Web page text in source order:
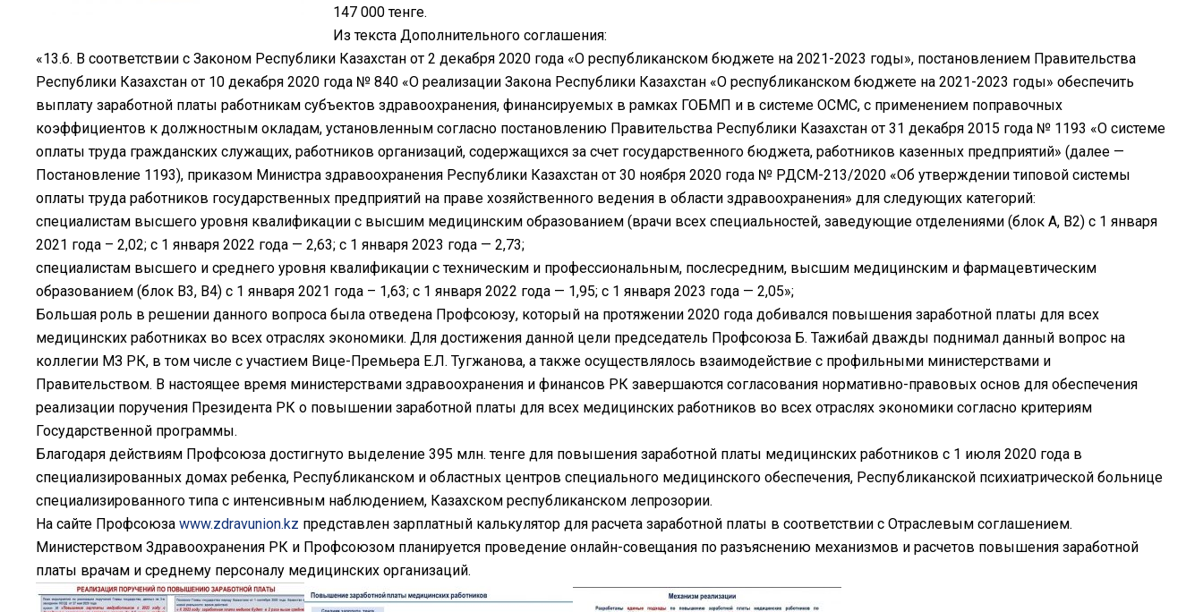
147 000 тенге.
Из текста Дополнительного соглашения:
«13.6. В соответствии с Законом Республики Казахстан от 2 декабря 2020 года «О республиканском бюджете на 2021-2023 годы», постановлением Правительства
Республики Казахстан от 10 декабря 2020 года № 840 «О реализации Закона Республики Казахстан «О республиканском бюджете на 2021-2023 годы» обеспечить
выплату заработной платы работникам субъектов здравоохранения, финансируемых в рамках ГОБМП и в системе ОСМС, с применением поправочных
коэффициентов к должностным окладам, установленным согласно постановлению Правительства Республики Казахстан от 31 декабря 2015 года № 1193 «О системе
оплаты труда гражданских служащих, работников организаций, содержащихся за счет государственного бюджета, работников казенных предприятий» (далее —
Постановление 1193), приказом Министра здравоохранения Республики Казахстан от 30 ноября 2020 года № ҚРДСМ-213/2020 «Об утверждении типовой системы
оплаты труда работников государственных предприятий на праве хозяйственного ведения в области здравоохранения» для следующих категорий:
специалистам высшего уровня квалификации с высшим медицинским образованием (врачи всех специальностей, заведующие отделениями (блок А, В2) с 1 января
2021 года – 2,02; с 1 января 2022 года — 2,63; с 1 января 2023 года — 2,73;
специалистам высшего и среднего уровня квалификации с техническим и профессиональным, послесредним, высшим медицинским и фармацевтическим
образованием (блок В3, В4) с 1 января 2021 года – 1,63; с 1 января 2022 года — 1,95; с 1 января 2023 года — 2,05»;
Большая роль в решении данного вопроса была отведена Профсоюзу, который на протяжении 2020 года добивался повышения заработной платы для всех
медицинских работниках во всех отраслях экономики. Для достижения данной цели председатель Профсоюза Б. Тажибай дважды поднимал данный вопрос на
коллегии МЗ РК, в том числе с участием Вице-Премьера Е.Л. Тугжанова, а также осуществлялось взаимодействие с профильными министерствами и
Правительством. В настоящее время министерствами здравоохранения и финансов РК завершаются согласования нормативно-правовых основ для обеспечения
реализации поручения Президента РК о повышении заработной платы для всех медицинских работников во всех отраслях экономики согласно критериям
Государственной программы.
Благодаря действиям Профсоюза достигнуто выделение 395 млн. тенге для повышения заработной платы медицинских работников с 1 июля 2020 года в
специализированных домах ребенка, Республиканском и областных центров специального медицинского обеспечения, Республиканской психиатрической больнице
специализированного типа с интенсивным наблюдением, Казахском республиканском лепрозории.
На сайте Профсоюза www.zdravunion.kz представлен зарплатный калькулятор для расчета заработной платы в соответствии с Отраслевым соглашением.
Министерством Здравоохранения РК и Профсоюзом планируется проведение онлайн-совещания по разъяснению механизмов и расчетов повышения заработной
платы врачам и среднему персоналу медицинских организаций.